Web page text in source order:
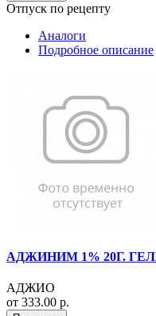
Отпуск по рецепту
Аналоги
Подробное описание
АДЖИНИМ 1% 20Г.
АДЖИО
от 333.00 р.